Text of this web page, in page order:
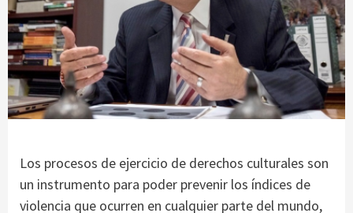
Los procesos de ejercicio de derechos culturales son
un instrumento para poder prevenir los índices de
violencia que ocurren en cualquier parte del mundo,